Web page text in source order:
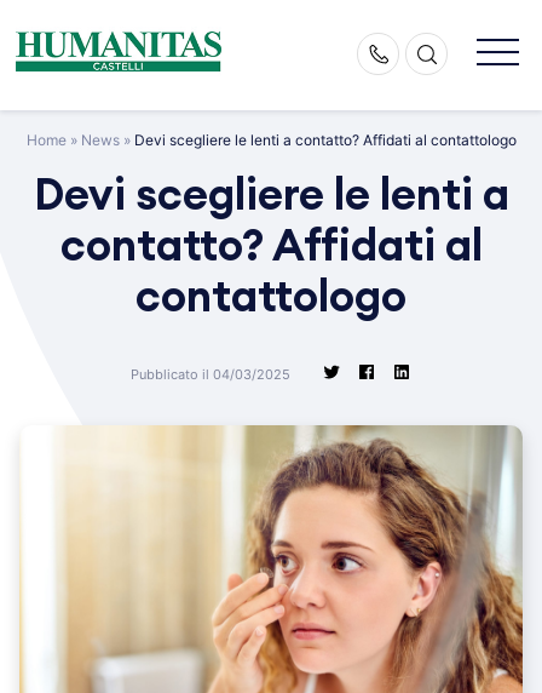
content
Home» News» Devi scegliere le lenti a contatto? Affidati al contattologo
Devi scegliere le lenti a
contatto? Affidati al
contattologo
Pubblicato il 04/03/2025